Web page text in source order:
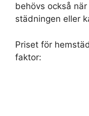
behövs också
städningen eller
Priset för
faktor: